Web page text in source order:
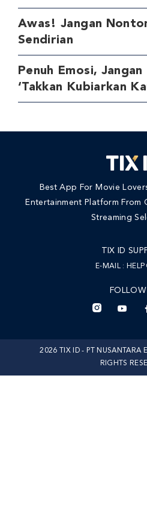
Awas! Jangan
Sendirian
Penuh Emosi,
‘Takkan Kubiarkan
Best App For Movie
Entertainment Platform From
Streaming
TIX ID
E-MAIL :
FOLLOW
2026 TIX ID - PT NUSANTARA
RIGHTS